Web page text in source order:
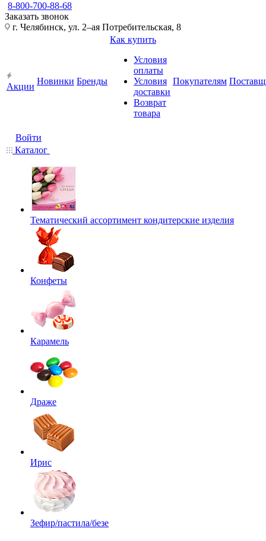
8-800-700-88-68
Заказать звонок
г. Челябинск, ул. 2–ая Потребительская, 8
Акции
Новинки Бренды
Как купить
Условия
оплаты
Условия
доставки
Возврат
товара
Покупателям
Войти
Каталог
Тематический ассортимент кондитерские изделия
Конфеты
Карамель
Драже
Ирис
Зефир/пастила/безе